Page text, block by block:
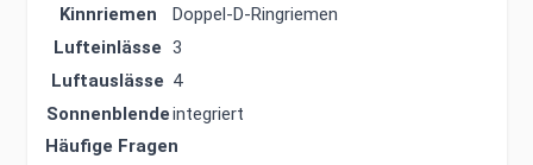
Kinnriemen
Doppel-D-Ringriemen
Lufteinlässe 3
Luftauslässe 4
Sonnenblendeintegriert
Häufige Fragen